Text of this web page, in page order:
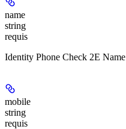
name
string
requis
Identity Phone Check 2E Name
mobile
string
requis